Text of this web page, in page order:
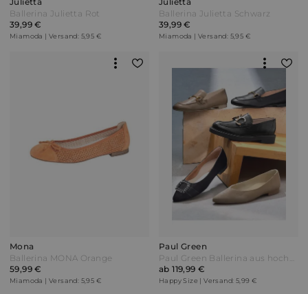
Ballerina Julietta Rot
39,99 €
Miamoda | Versand: 5,95 €
Ballerina Julietta Schwarz
39,99 €
Miamoda | Versand: 5,95 €
Mona
Ballerina MONA Orange
59,99 €
Miamoda | Versand: 5,95 €
Paul Green
Paul Green Ballerina aus hochwertigem Leder Beige
ab 119,99 €
Happy Size | Versand: 5,99 €